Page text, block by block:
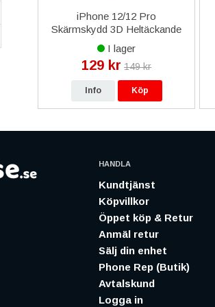
iPhone 12/12 Pro
Skärmskydd 3D Heltäckande
- Svart
I lager
129 kr 149 kr
Info Köp
HANDLA
Kundtjänst
Köpvillkor
Öppet köp & Retur
Anmäl retur
Sälj din enhet
Phone Rep (Butik)
Avtalskund
Logga in